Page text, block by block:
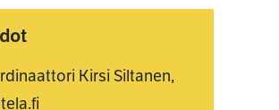
Kirsi Siltanen,